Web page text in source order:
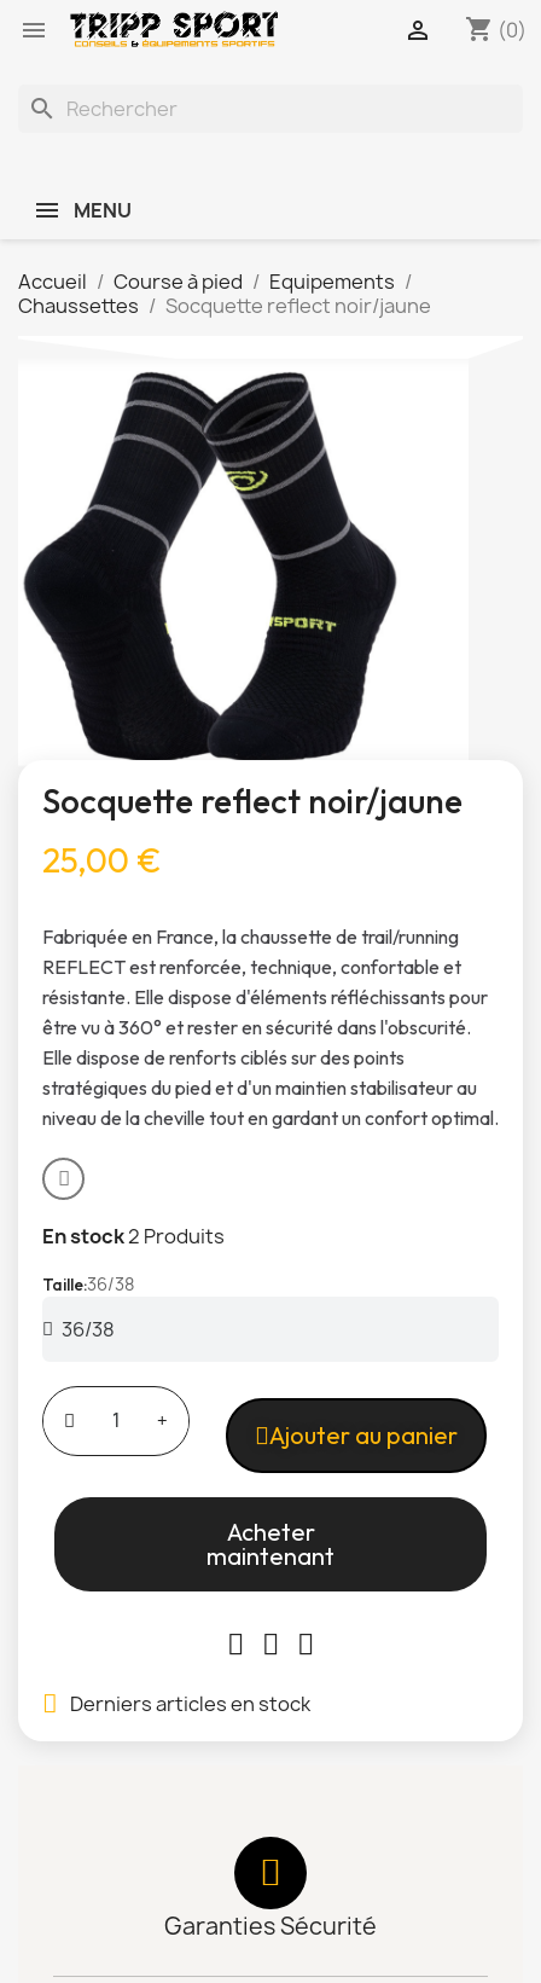
 shopping_cart (0)

search
MENU
Accueil Course à pied
Equipements
Chaussettes
Socquette reflect noir/jaune
Socquette reflect noir/jaune
25,00 €
Fabriquée en France, la chaussette de trail/running
REFLECT est renforcée, technique, confortable et
résistante. Elle dispose d'éléments réfléchissants pour
être vu à 360° et rester en sécurité dans l'obscurité.
Elle dispose de renforts ciblés sur des points
stratégiques du pied et d'un maintien stabilisateur au
niveau de la cheville tout en gardant un confort optimal.
En stock2 Produits
Taille 36/38
Ajouter au panier
Acheter
maintenant
Derniers articles en stock
Garanties Sécurité